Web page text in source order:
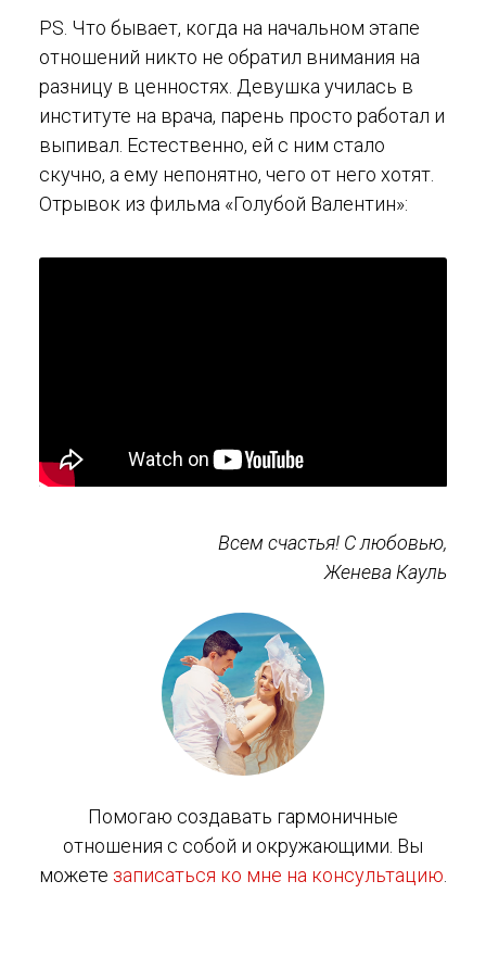
PS. Что бывает, когда на начальном этапе
отношений никто не обратил внимания на
разницу в ценностях. Девушка училась в
институте на врача, парень просто работал и
выпивал. Естественно, ей с ним стало
скучно, а ему непонятно, чего от него хотят.
Отрывок из фильма «Голубой Валентин»:
Всем счастья! С любовью,
Женева Кауль
Помогаю создавать гармоничные
отношения с собой и окружающими. Вы
можете записаться ко мне на консультацию.